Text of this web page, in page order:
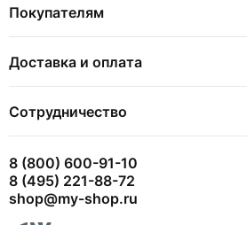
Покупателям
Доставка и оплата
Сотрудничество
8 (800) 600-91-10
8 (495) 221-88-72
shop@my-shop.ru